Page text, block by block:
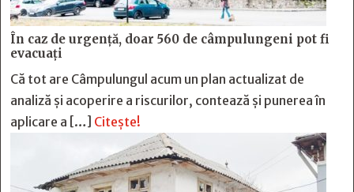
În caz de urgență, doar 560 de câmpulungeni pot fi
evacuați
Că tot are Câmpulungul acum un plan actualizat de
analiză și acoperire a riscurilor, contează și punerea în
aplicare a […] Citește!